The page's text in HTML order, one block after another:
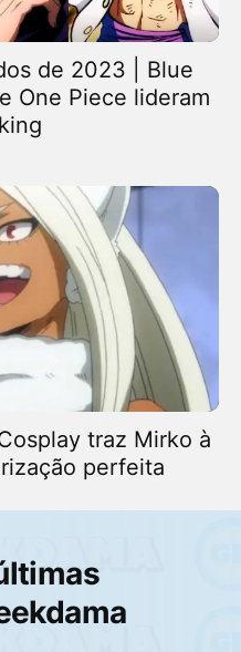
de 2023 | Blue
One Piece lideram
traz Mirko à
perfeita